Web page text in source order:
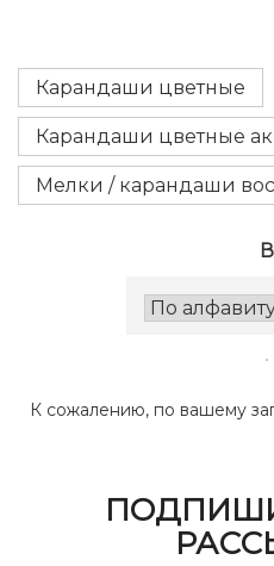
Карандаши цветные
Карандаши цветные
Мелки / карандаши
К сожалению, по вашему